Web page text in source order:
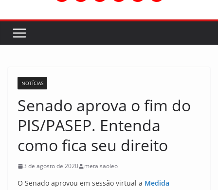
NOTÍCIAS
Senado aprova o fim do
PIS/PASEP. Entenda
como fica seu direito
3 de agosto de 2020 metalsaoleo
O Senado aprovou em sessão virtual a Medida